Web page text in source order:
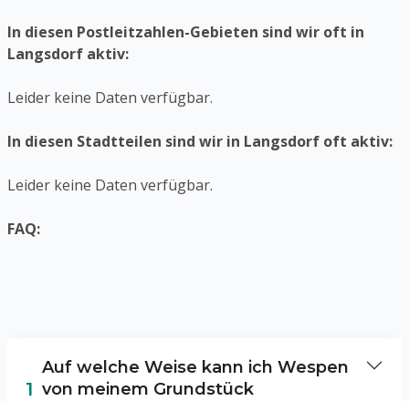
In diesen Postleitzahlen-Gebieten sind wir oft in
Langsdorf aktiv:
Leider keine Daten verfügbar.
In diesen Stadtteilen sind wir in Langsdorf oft aktiv:
Leider keine Daten verfügbar.
FAQ:
1
Auf welche Weise kann ich Wespen
von meinem Grundstück